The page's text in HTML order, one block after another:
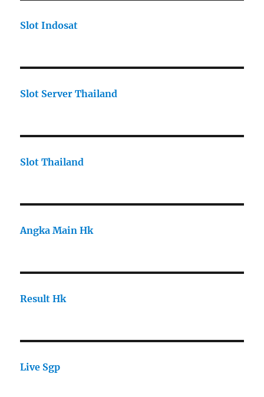
Slot Indosat
Slot Server Thailand
Slot Thailand
Angka Main Hk
Result Hk
Live Sgp